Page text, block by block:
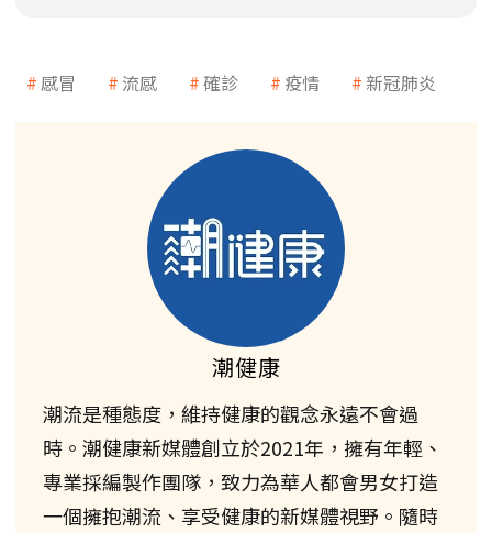
感冒 流感 確診 疫情 新冠肺炎
潮健康
潮流是種態度，維持健康的觀念永遠不會過
時。潮健康新媒體創立於2021年，擁有年輕、
專業採編製作團隊，致力為華人都會男女打造
一個擁抱潮流、享受健康的新媒體視野。隨時